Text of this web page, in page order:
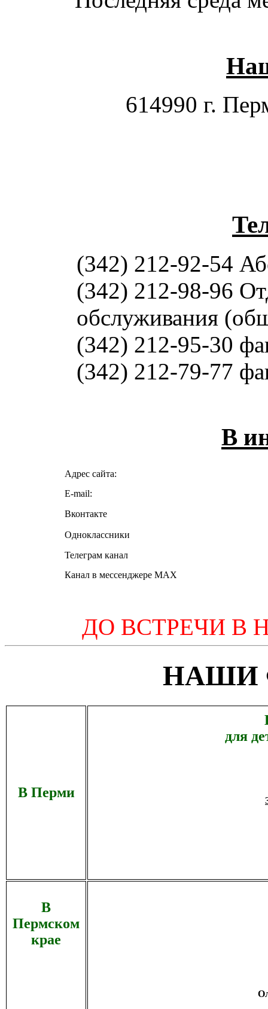
614990 г.
(342) 212-92-54
(342) 212-98-96
обслуживания
(342) 212-95-30
(342) 212-79-77
В
Адрес сайта:
E-mail:
Вконтакте
Одноклассники
Телеграм канал
Канал в мессенджере MAX
ДО ВСТРЕЧИ В
НАШИ
В Перми
для
В
Пермском
крае